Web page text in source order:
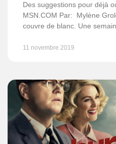
Des suggestions pour déjà
MSN.COM Par: Mylène
couvre de blanc. Une
11 novembre 2019